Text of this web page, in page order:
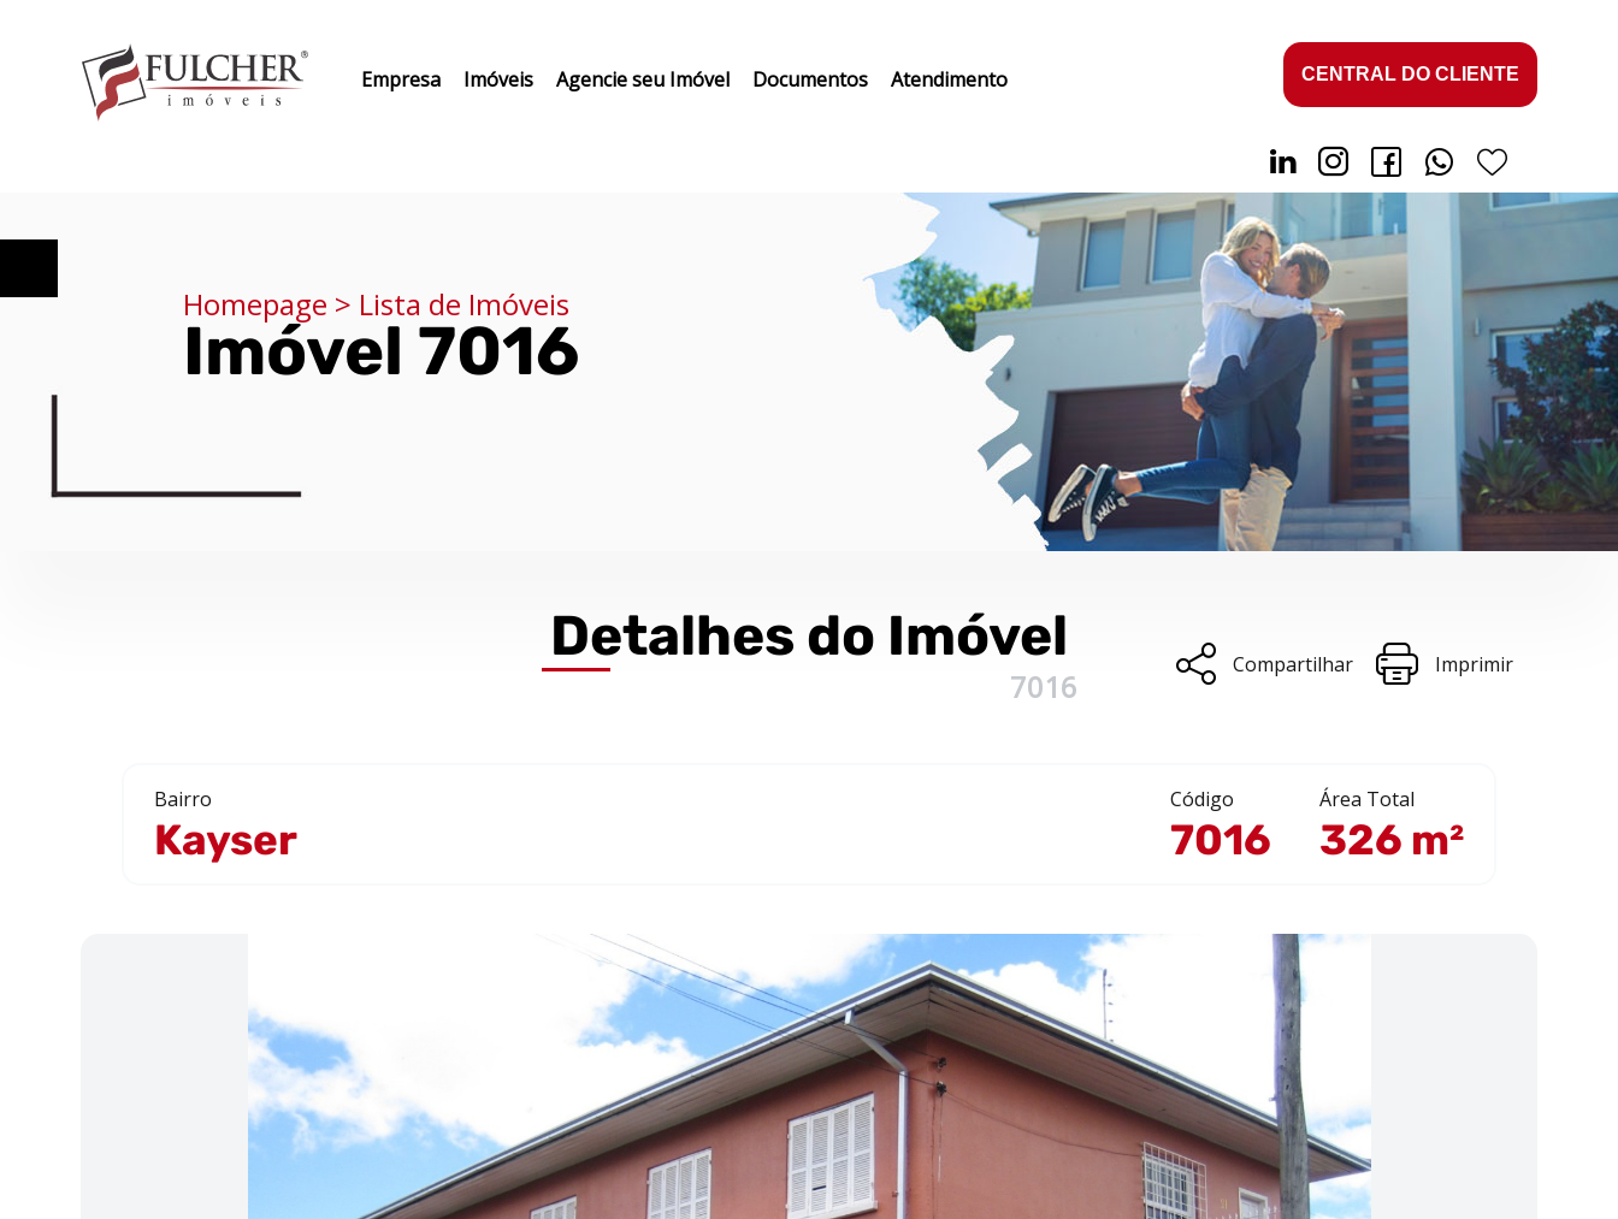
Empresa Imóveis Agencie seu Imóvel Documentos Atendimento CENTRAL DO CLIENTE
Homepage > Lista de Imóveis
Imóvel 7016
Detalhes do Imóvel
7016
Compartilhar Imprimir
Bairro
Kayser
Código
7016
Área Total
326 m²